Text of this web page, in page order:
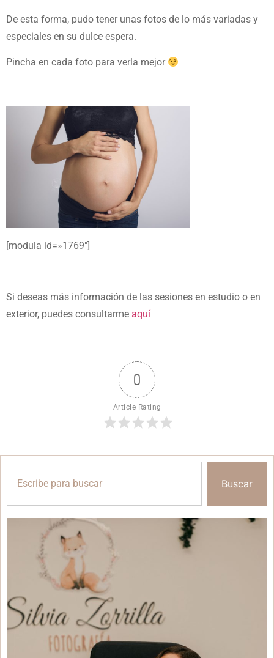
De esta forma, pudo tener unas fotos de lo más variadas y
especiales en su dulce espera.
Pincha en cada foto para verla mejor
[modula id=»1769″]
Si deseas más información de las sesiones en estudio o en
exterior, puedes consultarme aquí
0
Article Rating
Buscar